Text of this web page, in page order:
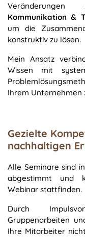
Kommunikation &
um die
konstruktiv zu lösen.
Mein Ansatz
Wissen mit
Ihrem Unternehmen
Gezielte
nachhaltigen
Alle Seminare sind
abgestimmt und
Webinar stattfinden.
Durch
Gruppenarbeiten
Ihre Mitarbeiter